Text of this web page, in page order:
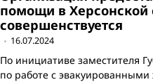
помощи в Херсонской
совершенствуется
16.07.2024
По инициативе заместителя
по работе с